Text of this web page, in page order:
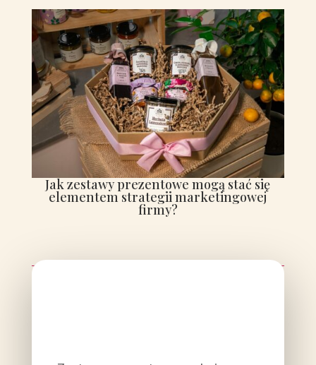
Jak zestawy prezentowe mogą stać się
elementem strategii marketingowej
firmy?